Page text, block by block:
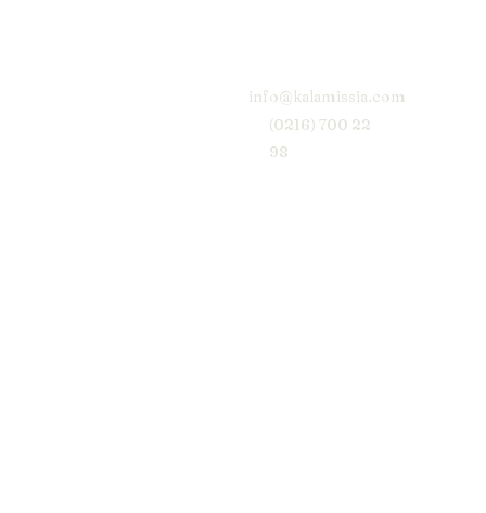
info@kalamissia.com
(0216) 700 22
98